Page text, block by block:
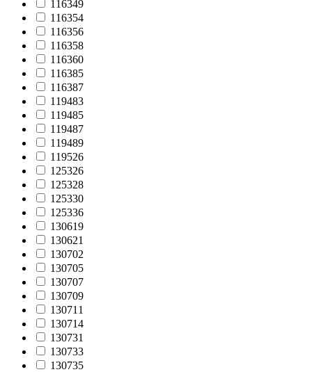
116349
116354
116356
116358
116360
116385
116387
119483
119485
119487
119489
119526
125326
125328
125330
125336
130619
130621
130702
130705
130707
130709
130711
130714
130731
130733
130735